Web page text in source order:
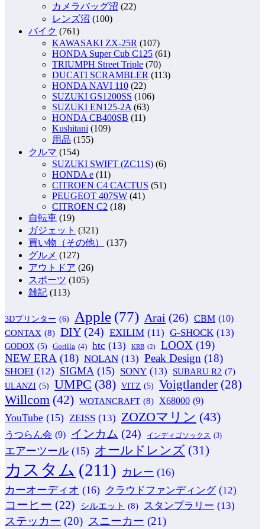
カメラバッグ沼 (22)
レンズ沼 (100)
バイク (761)
KAWASAKI ZX-25R (107)
HONDA Super Cub C125 (61)
TRIUMPH Street Triple (70)
DUCATI SCRAMBLER (113)
HONDA NAVI 110 (22)
SUZUKI GS1200SS (106)
SUZUKI EN125-2A (63)
HONDA CB400SB (11)
Kushitani (109)
用品 (155)
クルマ (154)
SUZUKI SWIFT (ZC11S) (6)
HONDA e (11)
CITROEN C4 CACTUS (51)
PEUGEOT 407SW (41)
CITROEN C2 (18)
自転車 (19)
ガジェット (321)
買い物（その他）
(137)
グルメ (127)
アウトドア (26)
スポーツ (105)
雑記 (113)
3Dプリンター (6) Apple (77) Arai (26) CBM (10)
CONTAX (8) DIY (24) EXILIM (11) G-SHOCK (13)
GODOX (5) Gorilla (4) htc (13) KRB (2) LOOX (19)
NEW ERA (18) NOLAN (13) Peak Design (18)
SHOEI (12) SIGMA (15) SONY (13) SUBARU R2 (7)
ULANZI (5) UMPC (38) VITZ (5) Voigtlander (28)
Willcom (42) WOTANCRAFT (8) X68000 (9)
YouTube (15) ZEISS (13) ZOZOマリン (43)
うつらん会 (9) インカム (24) インディゴソックス (3)
エアーツール (15) オールドレンズ (31)
カスタム (211) カレー (16)
カーオーディオ (16) クラウドファンディング (12)
コーヒー (22) シルエット (8) スタンプラリー (13)
ステッカー (20) スニーカー (21)